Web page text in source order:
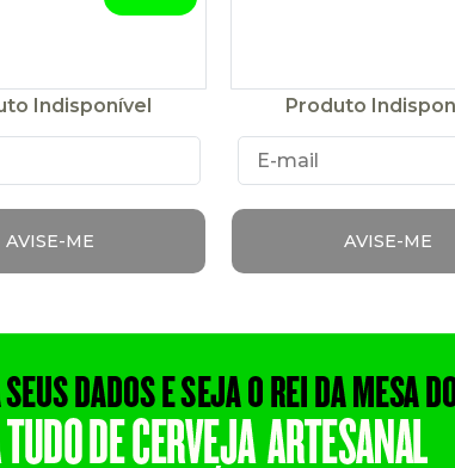
Indisponível
AVISE-ME
Produto
AVISE-ME